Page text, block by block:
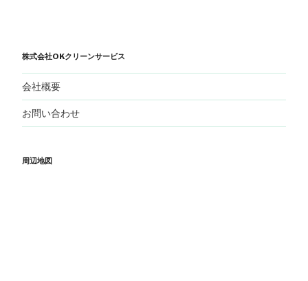
株式会社OKクリーンサービス
会社概要
お問い合わせ
周辺地図